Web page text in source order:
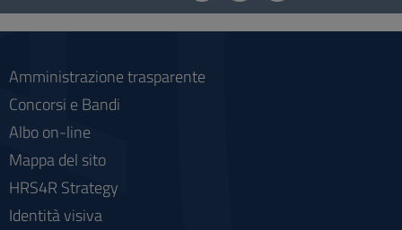
social
Amministrazione trasparente
Concorsi e Bandi
Albo on-line
Mappa del sito
HRS4R Strategy
Identità visiva